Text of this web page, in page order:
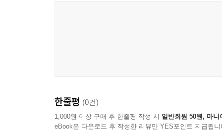
한줄평 (0건)
1,000원 이상 구매 후 한줄평 작성 시 일반회원 50원, 마니
eBook은 다운로드 후 작성한 리뷰만 YES포인트 지급됩니